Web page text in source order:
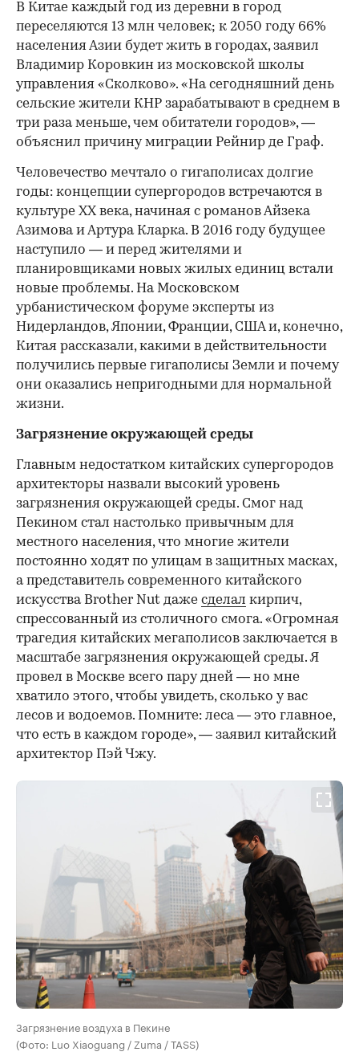
В Китае каждый год из деревни в город
переселяются 13 млн человек; к 2050 году 66%
населения Азии будет жить в городах, заявил
Владимир Коровкин из московской школы
управления «Сколково». «На сегодняшний день
сельские жители КНР зарабатывают в среднем в
три раза меньше, чем обитатели городов», —
объяснил причину миграции Рейнир де Граф.
Человечество мечтало о гигаполисах долгие
годы: концепции супергородов встречаются в
культуре XX века, начиная с романов Айзека
Азимова и Артура Кларка. В 2016 году будущее
наступило — и перед жителями и
планировщиками новых жилых единиц встали
новые проблемы. На Московском
урбанистическом форуме эксперты из
Нидерландов, Японии, Франции, США и, конечно,
Китая рассказали, какими в действительности
получились первые гигаполисы Земли и почему
они оказались непригодными для нормальной
жизни.
Загрязнение окружающей среды
Главным недостатком китайских супергородов
архитекторы назвали высокий уровень
загрязнения окружающей среды. Смог над
Пекином стал настолько привычным для
местного населения, что многие жители
постоянно ходят по улицам в защитных масках,
а представитель современного китайского
искусства Brother Nut даже сделал кирпич,
спрессованный из столичного смога. «Огромная
трагедия китайских мегаполисов заключается в
масштабе загрязнения окружающей среды. Я
провел в Москве всего пару дней — но мне
хватило этого, чтобы увидеть, сколько у вас
лесов и водоемов. Помните: леса — это главное,
что есть в каждом городе», — заявил китайский
архитектор Пэй Чжу.
Загрязнение воздуха в Пекине
(Фото: Luo Xiaoguang / Zuma / TASS)